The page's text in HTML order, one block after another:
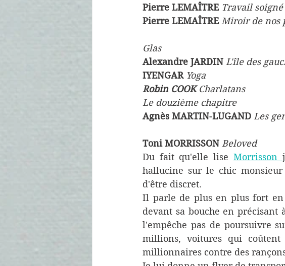
Pierre LEMAÎTRE Travail soigné
Pierre LEMAÎTRE Miroir de nos
Glas
Alexandre JARDIN L'île des
IYENGAR Yoga
Robin COOK Charlatans
Le douzième chapitre
Agnès MARTIN-LUGAND Les
Toni MORRISSON Beloved
Du fait qu'elle lise Morrisson
hallucine sur le chic
d'être discret.
Il parle de plus en plus fort
devant sa bouche en
l'empêche pas de poursuivre
millions, voitures qui
millionnaires contre des